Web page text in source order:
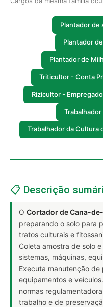
Plantador de
Plantador
Plantador de
Triticultor - Conta
Rizicultor -
Trabalhador da Cultura
📋 Descrição
O Cortador de Cana-
preparando o solo para
tratos culturais e
Coleta amostra de solo
sistemas, máquinas,
Executa manutenção de
equipamentos e
normas
trabalho e de